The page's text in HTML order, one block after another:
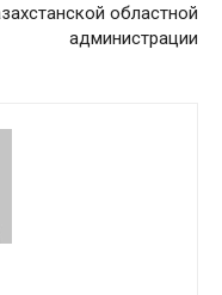
областной
администрации